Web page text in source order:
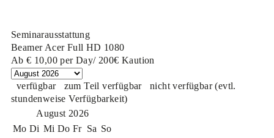
Seminarausstattung
Beamer Acer Full HD 1080
Ab € 10,00 per Day/ 200€ Kaution
verfügbar zum Teil verfügbar
nicht verfügbar (evtl.
stundenweise Verfügbarkeit)
August 2026
Mo Di Mi Do Fr Sa So